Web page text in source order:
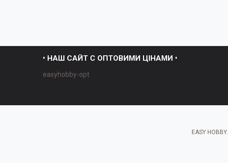
• НАШ САЙТ С ОПТОВИМИ ЦІНАМИ •
easyhobby-opt